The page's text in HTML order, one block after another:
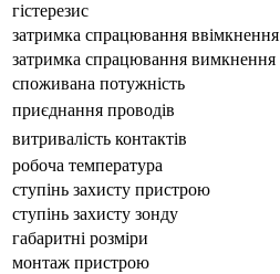
гістерезис
затримка спрацювання ввімкнення
затримка спрацювання вимкнення
споживана потужність
приєднання проводів
витривалість контактів
робоча температура
ступінь захисту пристрою
ступінь захисту зонду
габаритні розміри
монтаж пристрою